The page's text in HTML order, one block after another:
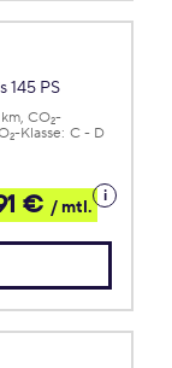
145 PS
CO2-
2-Klasse: C - D
€ / mtl.
Details
zum